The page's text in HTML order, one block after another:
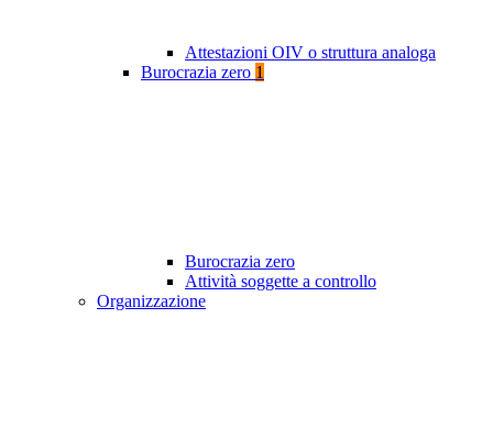
Attestazioni OIV o struttura analoga
Burocrazia zero 1
Burocrazia zero
Attività soggette a controllo
Organizzazione